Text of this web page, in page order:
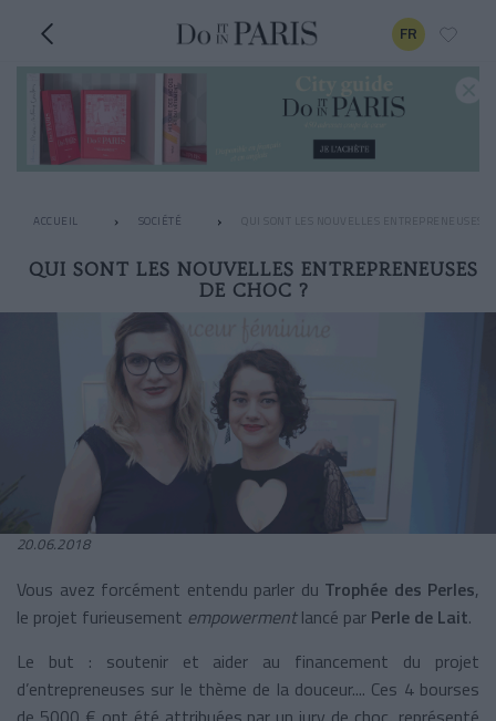
FR
ACCUEIL SOCIÉTÉ QUI SONT LES NOUVELLES ENTREPRENEUSES
QUI SONT LES NOUVELLES ENTREPRENEUSES
DE CHOC ?
20.06.2018
Vous avez forcément entendu parler du Trophée des Perles,
le projet furieusement empowermentlancé par Perle de Lait.
Le but : soutenir et aider au financement du projet
d’entrepreneuses sur le thème de la douceur.... Ces 4 bourses